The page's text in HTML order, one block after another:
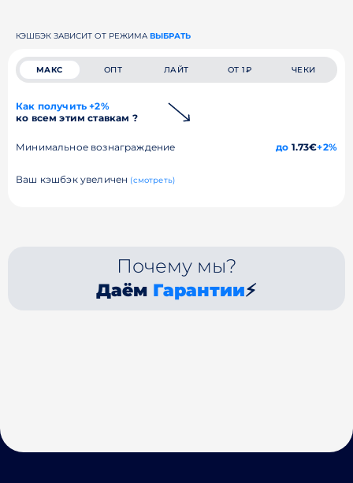
КЭШБЭК ЗАВИСИТ ОТ РЕЖИМА ВЫБРАТЬ
МАКС ОПТ ЛАЙТ ОТ 1₽ ЧЕКИ
Как получить +2%
ко всем этим ставкам ?
Минимальное вознаграждение до 1.73€+2%
Ваш кэшбэк увеличен (смотреть)
Почему мы?
Даём Гарантии⚡